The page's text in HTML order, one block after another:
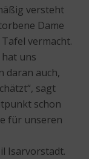
versteht
Dame
vermacht.
hat uns
daran auch,
sagt
schon
für unseren
Isarvorstadt.